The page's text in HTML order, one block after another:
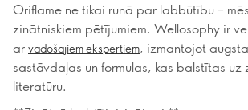
Oriflame ne tikai runā par labbūtību –
zinātniskiem pētījumiem. Wellosophy ir
ar vadošajiem ekspertiem, izmantojot
sastāvdaļas un formulas, kas balstītas uz
literatūru.